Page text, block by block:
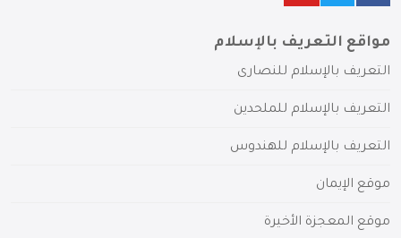
مواقع التعريف بالإسلام
التعريف بالإسلام للنصارى
التعريف بالإسلام للملحدين
التعريف بالإسلام للهندوس
موقع الإيمان
موقع المعجزة الأخيرة